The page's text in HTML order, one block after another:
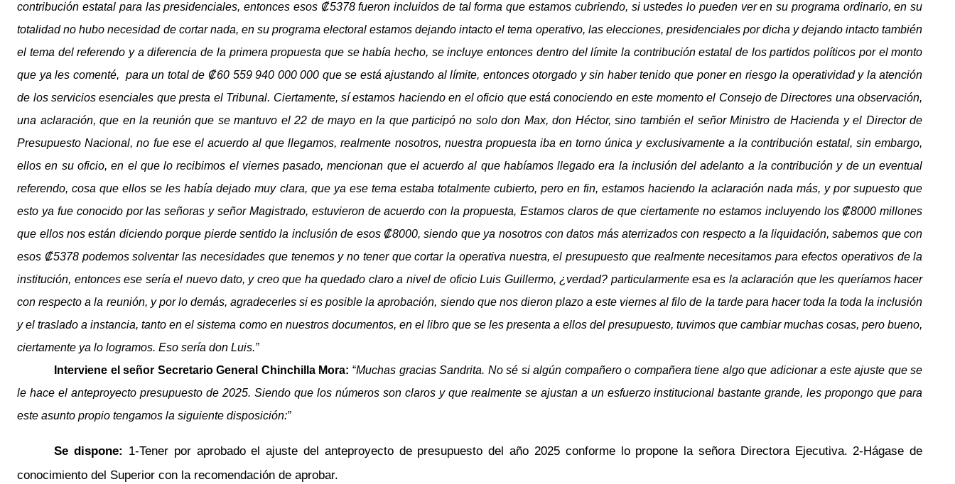
contribución estatal para las presidenciales, entonces esos ₡5378 fueron incluidos de tal forma que estamos cubriendo, si ustedes lo pueden ver en su programa ordinario, en su
totalidad no hubo necesidad de cortar nada, en su programa electoral estamos dejando intacto el tema operativo, las elecciones, presidenciales por dicha y dejando intacto también
el tema del referendo y a diferencia de la primera propuesta que se había hecho, se incluye entonces dentro del límite la contribución estatal de los partidos políticos por el monto
que ya les comenté, para un total de ₡60 559 940 000 000 que se está ajustando al límite, entonces otorgado y sin haber tenido que poner en riesgo la operatividad y la atención
de los servicios esenciales que presta el Tribunal. Ciertamente, sí estamos haciendo en el oficio que está conociendo en este momento el Consejo de Directores una observación,
una aclaración, que en la reunión que se mantuvo el 22 de mayo en la que participó no solo don Max, don Héctor, sino también el señor Ministro de Hacienda y el Director de
Presupuesto Nacional, no fue ese el acuerdo al que llegamos, realmente nosotros, nuestra propuesta iba en torno única y exclusivamente a la contribución estatal, sin embargo,
ellos en su oficio, en el que lo recibimos el viernes pasado, mencionan que el acuerdo al que habíamos llegado era la inclusión del adelanto a la contribución y de un eventual
referendo, cosa que ellos se les había dejado muy clara, que ya ese tema estaba totalmente cubierto, pero en fin, estamos haciendo la aclaración nada más, y por supuesto que
esto ya fue conocido por las señoras y señor Magistrado, estuvieron de acuerdo con la propuesta, Estamos claros de que ciertamente no estamos incluyendo los ₡8000 millones
que ellos nos están diciendo porque pierde sentido la inclusión de esos ₡8000, siendo que ya nosotros con datos más aterrizados con respecto a la liquidación, sabemos que con
esos ₡5378 podemos solventar las necesidades que tenemos y no tener que cortar la operativa nuestra, el presupuesto que realmente necesitamos para efectos operativos de la
institución, entonces ese sería el nuevo dato, y creo que ha quedado claro a nivel de oficio Luis Guillermo, ¿verdad? particularmente esa es la aclaración que les queríamos hacer
con respecto a la reunión, y por lo demás, agradecerles si es posible la aprobación, siendo que nos dieron plazo a este viernes al filo de la tarde para hacer toda la toda la inclusión
y el traslado a instancia, tanto en el sistema como en nuestros documentos, en el libro que se les presenta a ellos del presupuesto, tuvimos que cambiar muchas cosas, pero bueno,
ciertamente ya lo logramos. Eso sería don Luis.”
Interviene el señor Secretario General Chinchilla Mora: “Muchas gracias Sandrita. No sé si algún compañero o compañera tiene algo que adicionar a este ajuste que se
le hace el anteproyecto presupuesto de 2025. Siendo que los números son claros y que realmente se ajustan a un esfuerzo institucional bastante grande, les propongo que para
este asunto propio tengamos la siguiente disposición:”
Se dispone: 1-Tener por aprobado el ajuste del anteproyecto de presupuesto del año 2025 conforme lo propone la señora Directora Ejecutiva. 2-Hágase de
conocimiento del Superior con la recomendación de aprobar.